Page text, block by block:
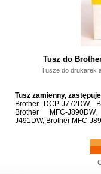
Tusz do
Tusze do drukarek
Tusz zamienny,
Brother DCP-J772DW,
Brother MFC-
J491DW, Brother MFC-